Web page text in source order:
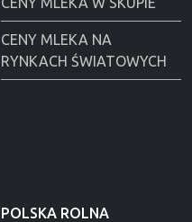
CENY MLEKA NA
RYNKACH ŚWIATOWYCH
POLSKA ROLNA